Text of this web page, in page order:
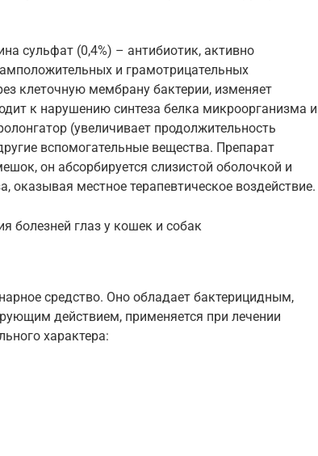
сульфат (0,4%) – антибиотик, активно
и грамотрицательных
клеточную мембрану бактерии, изменяет
к нарушению синтеза белка микроорганизма и
(увеличивает продолжительность
вспомогательные вещества. Препарат
он абсорбируется слизистой оболочкой и
оказывая местное терапевтическое воздействие.
болезней глаз у кошек и собак
средство. Оно обладает бактерицидным,
действием, применяется при лечении
характера: